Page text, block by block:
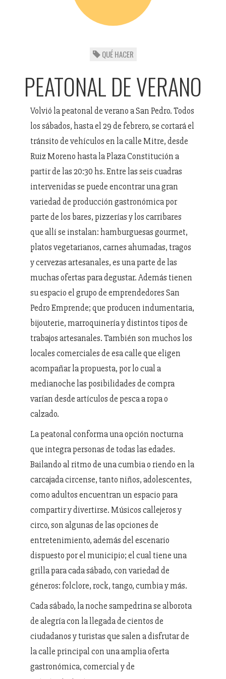
QUÉ HACER
PEATONAL DE VERANO
Volvió la peatonal de verano a San Pedro. Todos
los sábados, hasta el 29 de febrero, se cortará el
tránsito de vehículos en la calle Mitre, desde
Ruiz Moreno hasta la Plaza Constitución a
partir de las 20:30 hs. Entre las seis cuadras
intervenidas se puede encontrar una gran
variedad de producción gastronómica por
parte de los bares, pizzerías y los carribares
que allí se instalan: hamburguesas gourmet,
platos vegetarianos, carnes ahumadas, tragos
y cervezas artesanales, es una parte de las
muchas ofertas para degustar. Además tienen
su espacio el grupo de emprendedores San
Pedro Emprende; que producen indumentaria,
bijouterie, marroquinería y distintos tipos de
trabajos artesanales. También son muchos los
locales comerciales de esa calle que eligen
acompañar la propuesta, por lo cual a
medianoche las posibilidades de compra
varían desde artículos de pesca a ropa o
calzado.
La peatonal conforma una opción nocturna
que integra personas de todas las edades.
Bailando al ritmo de una cumbia o riendo en la
carcajada circense, tanto niños, adolescentes,
como adultos encuentran un espacio para
compartir y divertirse. Músicos callejeros y
circo, son algunas de las opciones de
entretenimiento, además del escenario
dispuesto por el municipio; el cual tiene una
grilla para cada sábado, con variedad de
géneros: folclore, rock, tango, cumbia y más.
Cada sábado, la noche sampedrina se alborota
de alegría con la llegada de cientos de
ciudadanos y turistas que salen a disfrutar de
la calle principal con una amplia oferta
gastronómica, comercial y de